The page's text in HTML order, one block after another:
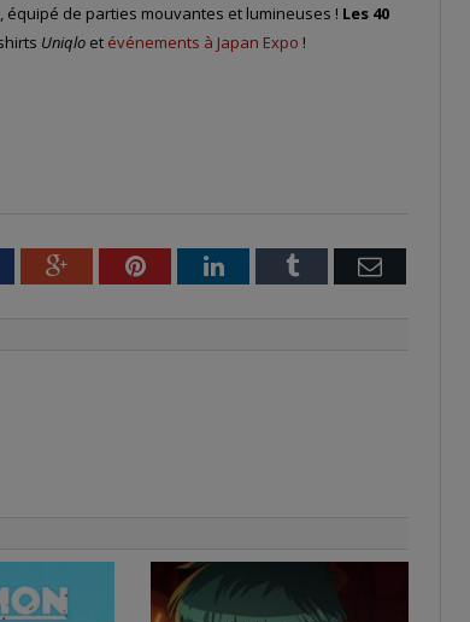
, équipé de parties mouvantes et lumineuses ! Les 40
Uniqlo et événements à Japan Expo !
Google+PinterestLinkedInTumblr Email